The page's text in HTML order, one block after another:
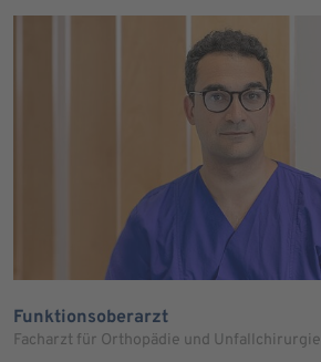
Funktionsoberarzt
Facharzt für Orthopädie und Unfallchirurgie